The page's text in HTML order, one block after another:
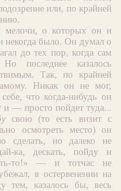
или, по крайней
о которых он и
некогда было. Он думал о
до тех пор, когда сам
Но последнее казалось
Так, по крайней
Никак он не мог,
что когда-нибудь он
и — просто пойдет туда...
свою (то есть визит с
осмотреть место) он
сделать, но далеко не
ка, дескать, пойду и
то!» — и тотчас не
в остервенении на
тем, казалось бы, весь